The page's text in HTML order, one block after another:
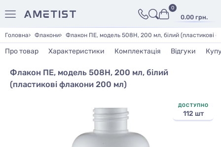
0.00 грн.
0
Головна Флакони Флакон ПЕ, модель 508H, 200 мл, білий (пластикові
Про товар Характеристики Комплектація Відгуки
Флакон ПЕ, модель 508H, 200 мл, білий
(пластикові флакони 200 мл)
ДОСТУПНО
112 шт